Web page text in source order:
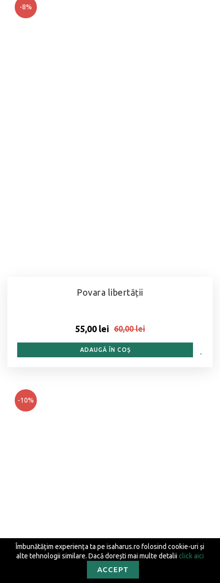
Îmbunătățim experiența ta pe isaharus.ro folosind cookie-uri și
alte tehnologii similare. Dacă dorești mai multe detalii click aici
ACCEPT
-8%
Povara libertății
55,00 lei 60,00 lei
ADAUGĂ ÎN COȘ
-10%